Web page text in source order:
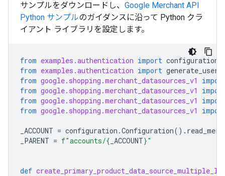
サンプルをダウンロードし、 Google Merchant API
Python サンプルのガイダンスに沿って Python クラ
イアント ライブラリを設定します。
from examples.authentication import configuration
from examples.authentication import
from google.shopping.merchant_datasources_v1
from google.shopping.merchant_datasources_v1
from google.shopping.merchant_datasources_v1
from google.shopping.merchant_datasources_v1
_ACCOUNT = configuration .Configuration() .
_PARENT = f"accounts/{ _ACCOUNT}"
def